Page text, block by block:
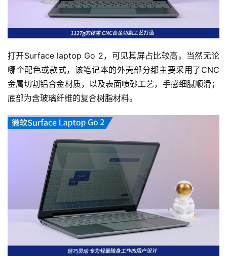
打开Surface laptop Go 2，可见其屏占比较高。当然无论
哪个配色或款式，该笔记本的外壳部分都主要采用了CNC
金属切割铝合金材质，以及表面喷砂工艺，手感细腻顺滑；
底部为含玻璃纤维的复合树脂材料。